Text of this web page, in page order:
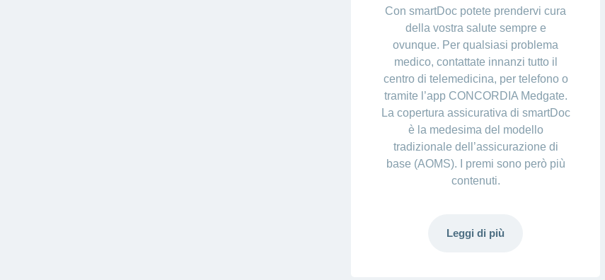
Con smartDoc potete prendervi cura
della vostra salute sempre e
ovunque. Per qualsiasi problema
medico, contattate innanzi tutto il
centro di telemedicina, per telefono o
tramite l’app CONCORDIA Medgate.
La copertura assicurativa di smartDoc
è la medesima del modello
tradizionale dell’assicurazione di
base (AOMS). I premi sono però più
contenuti.
Leggi di più